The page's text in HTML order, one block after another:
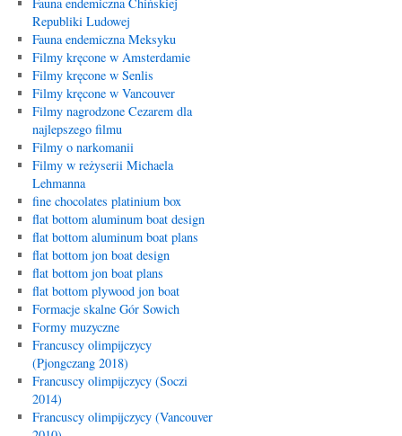
Republiki Ludowej
Fauna endemiczna Meksyku
Filmy kręcone w Amsterdamie
Filmy kręcone w Senlis
Filmy kręcone w Vancouver
Filmy nagrodzone Cezarem dla
najlepszego filmu
Filmy o narkomanii
Filmy w reżyserii Michaela
Lehmanna
fine chocolates platinium box
flat bottom aluminum boat design
flat bottom aluminum boat plans
flat bottom jon boat design
flat bottom jon boat plans
flat bottom plywood jon boat
Formacje skalne Gór Sowich
Formy muzyczne
Francuscy olimpijczycy
(Pjongczang 2018)
Francuscy olimpijczycy (Soczi
2014)
Francuscy olimpijczycy (Vancouver